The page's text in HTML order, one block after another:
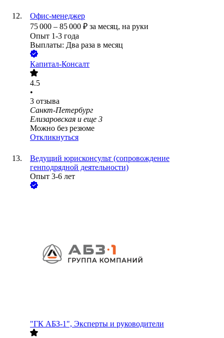
Офис-менеджер
75 000 – 85 000 ₽ за месяц, на руки
Опыт 1-3 года
Выплаты: Два раза в месяц
Капитал-Консалт
4.5
•
3 отзыва
Санкт-Петербург
Елизаровская и еще 3
Можно без резюме
Откликнуться
Ведущий юрисконсульт (сопровождение
генподрядной деятельности)
Опыт 3-6 лет
"ГК АБЗ-1", Эксперты и руководители